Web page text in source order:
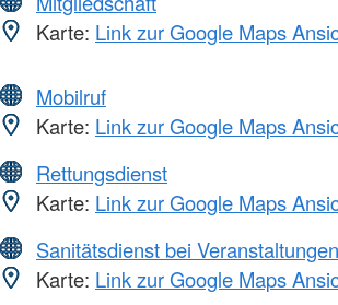
Karte: Link zur Google Maps
Mobilruf
Karte: Link zur Google Maps
Rettungsdienst
Karte: Link zur Google Maps
Sanitätsdienst bei Veranstaltungen
Karte: Link zur Google Maps